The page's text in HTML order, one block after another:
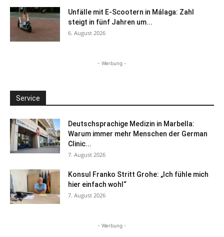
Unfälle mit E-Scootern in Málaga: Zahl
steigt in fünf Jahren um...
6. August 2026
- Werbung -
Service
Deutschsprachige Medizin in Marbella:
Warum immer mehr Menschen der German
Clinic...
7. August 2026
Konsul Franko Stritt Grohe: „Ich fühle mich
hier einfach wohl“
7. August 2026
- Werbung -